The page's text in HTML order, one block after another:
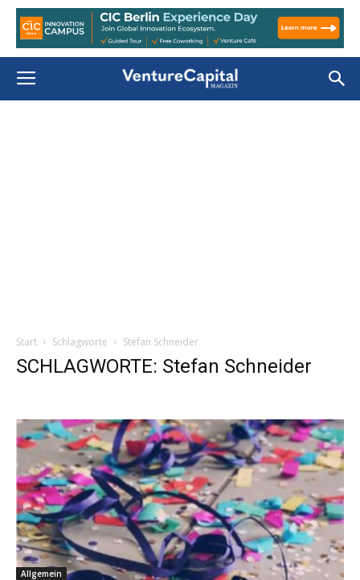
Start Schlagworte Stefan Schneider
SCHLAGWORTE: Stefan Schneider
Allgemein